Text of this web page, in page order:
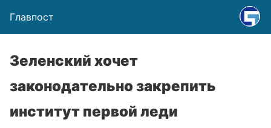
Главпост
Зеленский хочет
законодательно закрепить
институт первой леди